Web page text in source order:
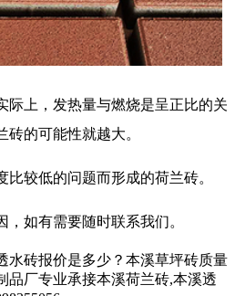
际上，发热量与燃烧是呈正比的关
的可能性就越大。
较低的问题而形成的荷兰砖。
，如有需要随时联系我们。
水砖报价是多少？本溪草坪砖质量
品厂专业承接本溪荷兰砖,本溪透